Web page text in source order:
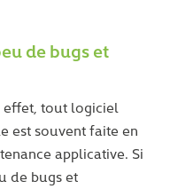
de bugs et
effet, tout logiciel
est souvent faite en
applicative. Si
de bugs et